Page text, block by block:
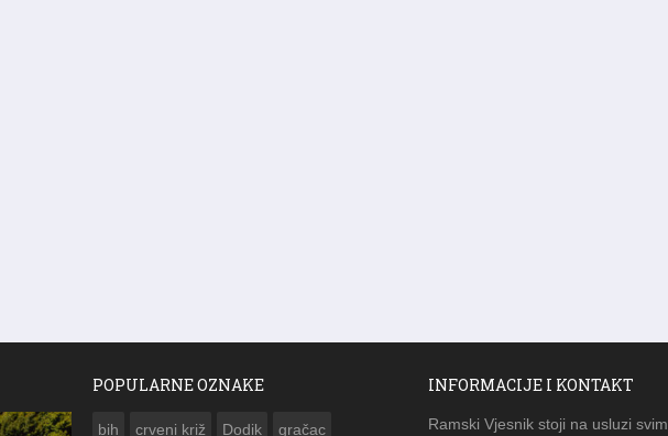
POPULARNE OZNAKE
bih crveni križ Dodik gračac
INFORMACIJE I KONTAKT
Ramski Vjesnik stoji na usluzi svim